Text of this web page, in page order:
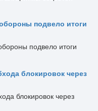
подвело итоги
блокировок через